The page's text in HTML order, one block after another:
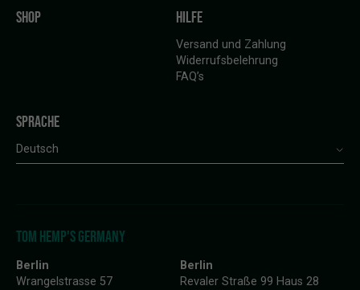
SHOP HILFE
Versand und Zahlung
Widerrufsbelehrung
FAQ’s
SPRACHE
Deutsch
TOM HEMP'S GERMANY
Berlin
Wrangelstrasse 57
Berlin
Revaler Straße 99 Haus 28